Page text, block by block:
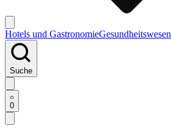
Hotels und GastronomieGesundheitswesen
Suche
0